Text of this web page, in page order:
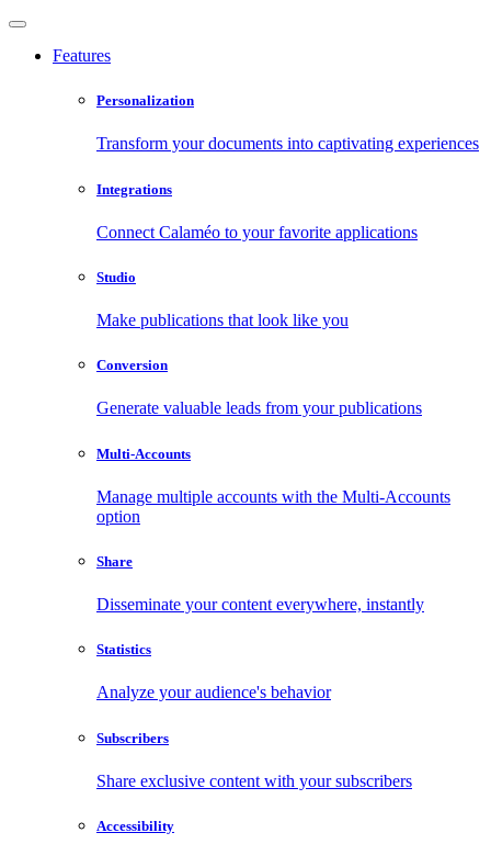
Features
Personalization
Transform your documents into captivating experiences
Integrations
Connect Calaméo to your favorite applications
Studio
Make publications that look like you
Conversion
Generate valuable leads from your publications
Multi-Accounts
Manage multiple accounts with the Multi-Accounts
option
Share
Disseminate your content everywhere, instantly
Statistics
Analyze your audience's behavior
Subscribers
Share exclusive content with your subscribers
Accessibility